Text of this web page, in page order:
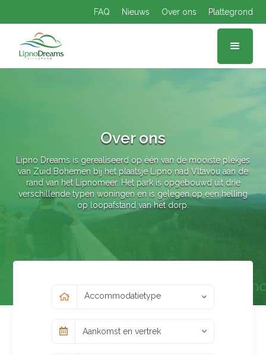
FAQ Nieuws Over ons Plattegrond
Over ons
Lipno Dreams is gerealiseerd op één van de mooiste plekjes
van Zuid Bohemen bij het plaatsje Lipno nad Vltavou aan de
rand van het Lipnomeer. Het park is opgebouwd uit drie
verschillende typen woningen en is gelegen op een helling
op loopafstand van het dorp.
Accommodatietype
Aankomst en vertrek